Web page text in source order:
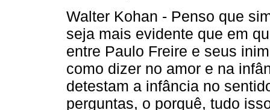
Walter Kohan - Penso que
seja mais evidente que em
entre Paulo Freire e seus
como dizer no amor e na
detestam a infância no
perguntas, o porquê, tudo